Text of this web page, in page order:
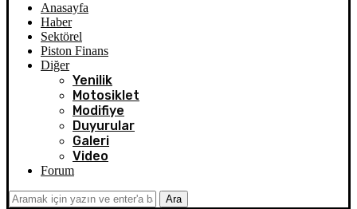
Anasayfa
Haber
Sektörel
Piston Finans
Diğer
Yenilik
Motosiklet
Modifiye
Duyurular
Galeri
Video
Forum
Ara